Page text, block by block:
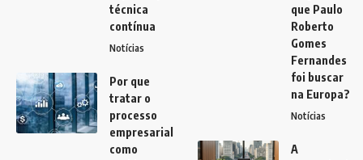
técnica
contínua
Notícias
Por que
tratar o
processo
empresarial
como
que Paulo
Roberto
Gomes
Fernandes
foi buscar
na Europa?
Notícias
A